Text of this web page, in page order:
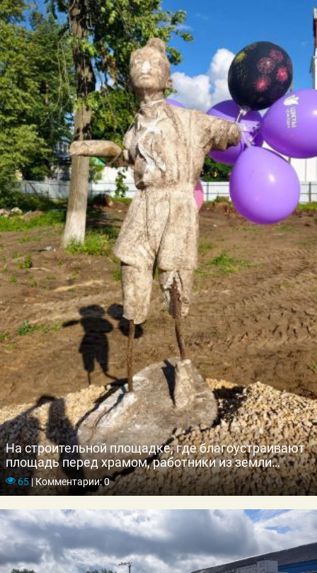
На строительной площадке, где благоустраивают
площадь перед храмом, работники из земли
достали ценный экспонат.
65 |Комментарии: 0